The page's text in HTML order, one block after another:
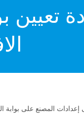
تعيين
إعدادات المصنع على